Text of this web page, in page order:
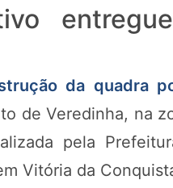
da quadra
de Veredinha, na
pela
Vitória da